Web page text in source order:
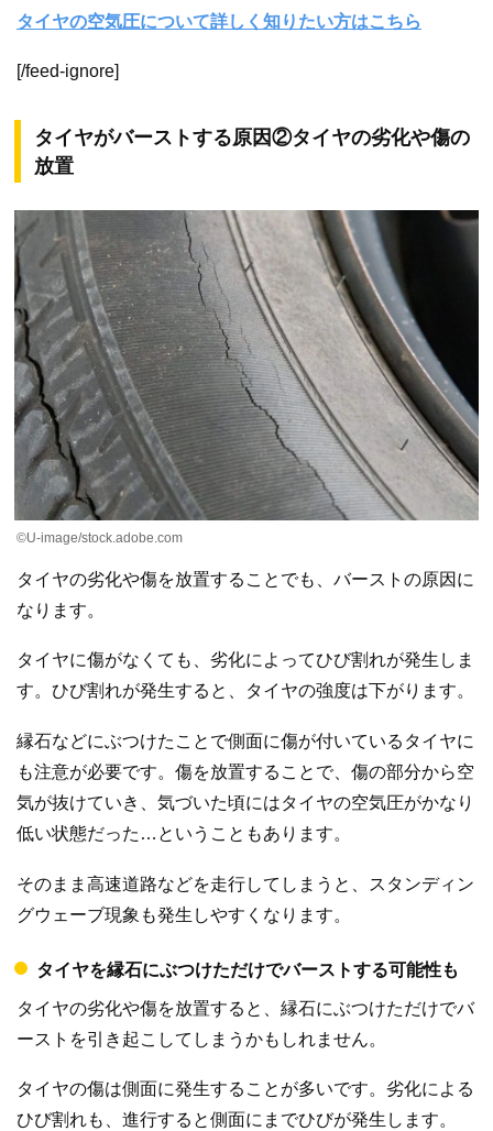
タイヤの空気圧について詳しく知りたい方はこちら
[/feed-ignore]
タイヤがバーストする原因②タイヤの劣化や傷の
放置
©U-image/stock.adobe.com
タイヤの劣化や傷を放置することでも、バーストの原因に
なります。
タイヤに傷がなくても、劣化によってひび割れが発生しま
す。ひび割れが発生すると、タイヤの強度は下がります。
縁石などにぶつけたことで側面に傷が付いているタイヤに
も注意が必要です。傷を放置することで、傷の部分から空
気が抜けていき、気づいた頃にはタイヤの空気圧がかなり
低い状態だった…ということもあります。
そのまま高速道路などを走行してしまうと、スタンディン
グウェーブ現象も発生しやすくなります。
タイヤを縁石にぶつけただけでバーストする可能性も
タイヤの劣化や傷を放置すると、縁石にぶつけただけでバ
ーストを引き起こしてしまうかもしれません。
タイヤの傷は側面に発生することが多いです。劣化による
ひび割れも、進行すると側面にまでひびが発生します。